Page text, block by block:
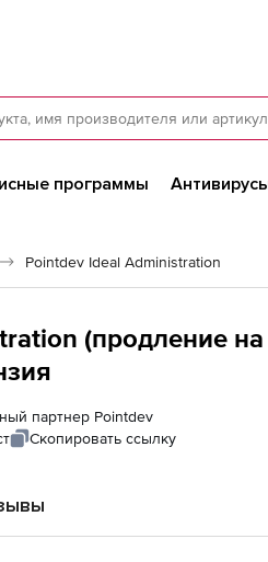
программы
Pointdev Ideal Administration
(продление на
партнер Pointdev
Скопировать ссылку